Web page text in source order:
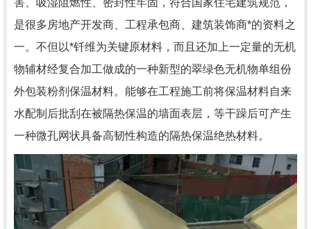
害、吸湿阻燃性、密封性牢固，符合国家住宅建筑规范，
是很多房地产开发商、工程承包商、建筑装饰商*的资料之
一。不但以*钎维为关键原材料，而且还加上一定量的无机
物辅材经复合加工做成的一种新型的翠绿色无机物单组份
外包装粉剂保温材料。能够在工程施工前将保温材料自来
水配制后批刮在被隔热保温的墙面表层，等干躁后可产生
一种微孔网状具备高韧性构造的隔热保温绝热材料。